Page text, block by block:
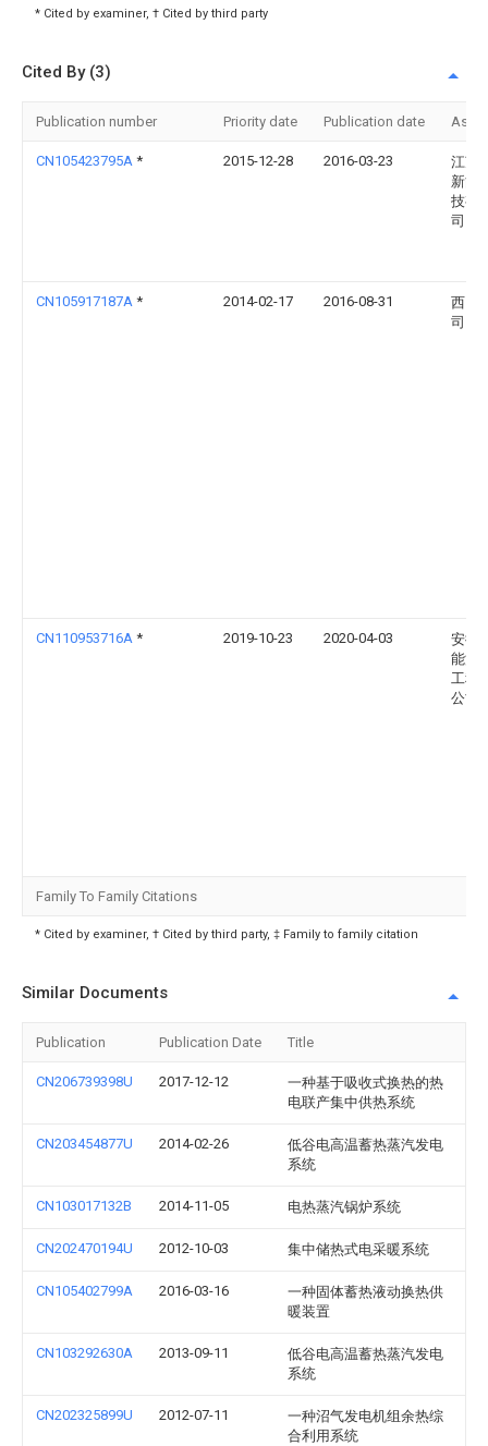
* Cited by examiner, † Cited by third party
Cited By (3)
Publication number Priority date Publication date
CN105423795A * 2015-12-28 2016-03-23
江苏
新能
技有
司
CN105917187A * 2014-02-17 2016-08-31
西门
司
CN110953716A * 2019-10-23 2020-04-03
安徽
能源
工程
公司
Family To Family Citations
* Cited by examiner, † Cited by third party, ‡ Family to family citation
Similar Documents
Publication Publication Date Title
CN206739398U 2017-12-12
一种基于吸收式换热的热
电联产集中供热系统
CN203454877U 2014-02-26
低谷电高温蓄热蒸汽发电
系统
CN103017132B 2014-11-05 电热蒸汽锅炉系统
CN202470194U 2012-10-03 集中储热式电采暖系统
CN105402799A 2016-03-16
一种固体蓄热液动换热供
暖装置
CN103292630A 2013-09-11
低谷电高温蓄热蒸汽发电
系统
CN202325899U 2012-07-11
一种沼气发电机组余热综
合利用系统